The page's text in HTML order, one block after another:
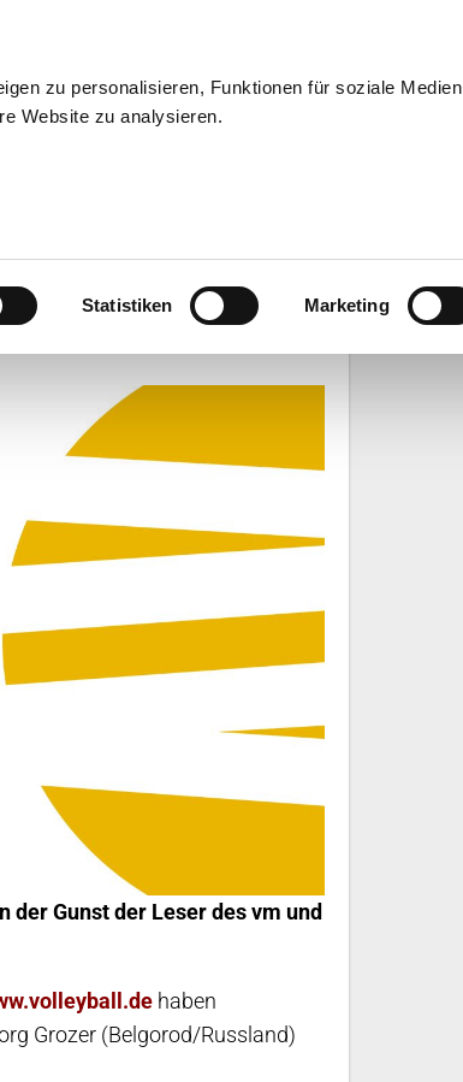
zu personalisieren, Funktionen für soziale Medien
Website zu analysieren.
Statistiken Marketing
Volleyballer des
der Gunst der Leser des vm und
haben
Grozer (Belgorod/Russland)